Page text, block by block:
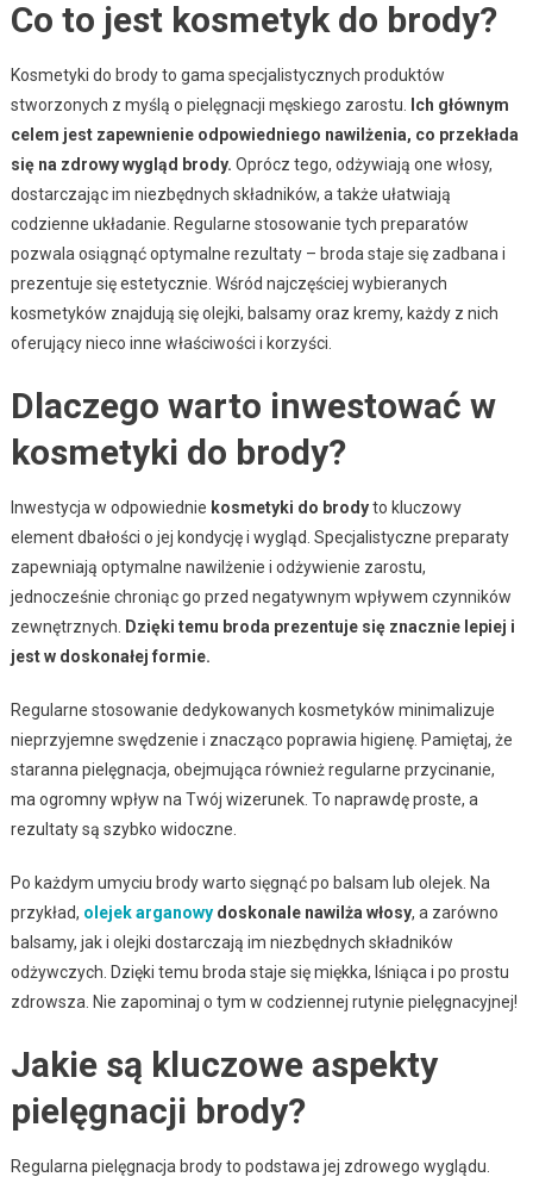
Co to jest kosmetyk do brody?
Kosmetyki do brody to gama specjalistycznych produktów
stworzonych z myślą o pielęgnacji męskiego zarostu.
Ich głównym
celem jest zapewnienie odpowiedniego nawilżenia, co przekłada
się na zdrowy wygląd brody. Oprócz tego, odżywiają one włosy,
dostarczając im niezbędnych składników, a także ułatwiają
codzienne układanie. Regularne stosowanie tych preparatów
pozwala osiągnąć optymalne rezultaty – broda staje się zadbana i
prezentuje się estetycznie. Wśród najczęściej wybieranych
kosmetyków znajdują się olejki, balsamy oraz kremy, każdy z nich
oferujący nieco inne właściwości i korzyści.
Dlaczego warto inwestować w
kosmetyki do brody?
Inwestycja w odpowiednie kosmetyki do brodyto kluczowy
element dbałości o jej kondycję i wygląd. Specjalistyczne preparaty
zapewniają optymalne nawilżenie i odżywienie zarostu,
jednocześnie chroniąc go przed negatywnym wpływem czynników
zewnętrznych.
Dzięki temu broda prezentuje się znacznie lepiej i
jest w doskonałej formie.
Regularne stosowanie dedykowanych kosmetyków minimalizuje
nieprzyjemne swędzenie i znacząco poprawia higienę. Pamiętaj, że
staranna pielęgnacja, obejmująca również regularne przycinanie,
ma ogromny wpływ na Twój wizerunek. To naprawdę proste, a
rezultaty są szybko widoczne.
Po każdym umyciu brody warto sięgnąć po balsam lub olejek. Na
przykład, olejek arganowydoskonale nawilża włosy, a zarówno
balsamy, jak i olejki dostarczają im niezbędnych składników
odżywczych. Dzięki temu broda staje się miękka, lśniąca i po prostu
zdrowsza. Nie zapominaj o tym w codziennej rutynie pielęgnacyjnej!
Jakie są kluczowe aspekty
pielęgnacji brody?
Regularna pielęgnacja brody to podstawa jej zdrowego wyglądu.